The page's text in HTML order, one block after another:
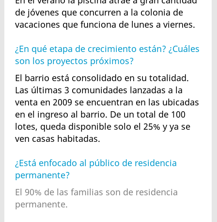
de jóvenes que concurren a la colonia de
vacaciones que funciona de lunes a viernes.
¿En qué etapa de crecimiento están? ¿Cuáles
son los proyectos próximos?
El barrio está consolidado en su totalidad.
Las últimas 3 comunidades lanzadas a la
venta en 2009 se encuentran en las ubicadas
en el ingreso al barrio. De un total de 100
lotes, queda disponible solo el 25% y ya se
ven casas habitadas.
¿Está enfocado al público de residencia
permanente?
El 90% de las familias son de residencia
permanente.